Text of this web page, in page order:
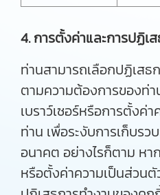
4. การตั้งค่าและการปฏิเ
ท่านสามารถเลือกปฏิเสธ
ตามความต้องการของท่
เบราว์เซอร์หรือการตั้งค่
ท่าน เพื่อระงับการเก็บร
อนาคต อย่างไรก็ตาม หา
หรือตั้งค่าความเป็นส่วน